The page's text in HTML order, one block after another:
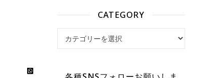
CATEGORY